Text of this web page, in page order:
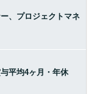
、プロジェクトマネ
平均4ヶ月・年休